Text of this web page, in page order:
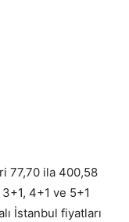
77,70 ila 400,58
4+1 ve 5+1
İstanbul fiyatları